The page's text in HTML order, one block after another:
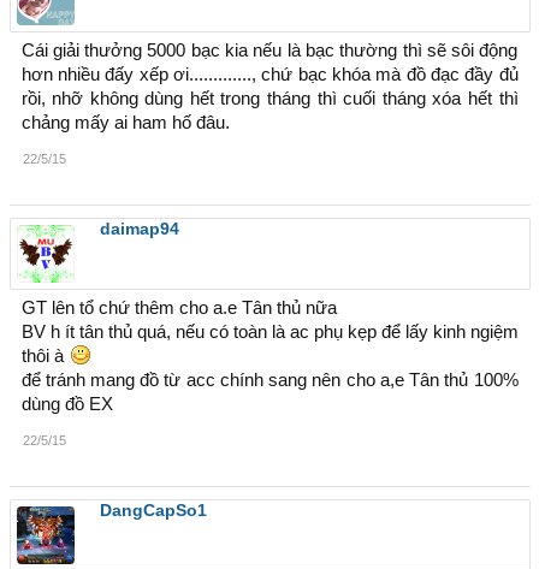
Cái giải thưởng 5000 bạc kia nếu là bạc thường thì sẽ sôi động
hơn nhiều đấy xếp ơi............., chứ bạc khóa mà đồ đạc đầy đủ
rồi, nhỡ không dùng hết trong tháng thì cuối tháng xóa hết thì
chảng mấy ai ham hố đâu.
22/5/15
daimap94
GT lên tổ chứ thêm cho a.e Tân thủ nữa
BV h ít tân thủ quá, nếu có toàn là ac phụ kẹp để lấy kinh ngiệm
thôi à
để tránh mang đồ từ acc chính sang nên cho a,e Tân thủ 100%
dùng đồ EX
22/5/15
DangCapSo1